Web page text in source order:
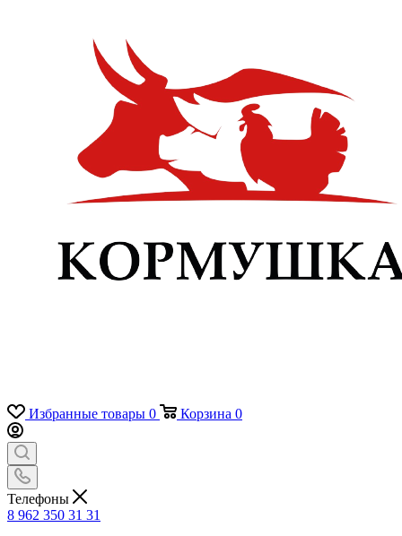
Избранные товары 0 Корзина 0
Телефоны
8 962 350 31 31